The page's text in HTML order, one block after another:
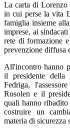
La carta di Lorenzo
in cui perse la vita
famiglia insieme
imprese, ai
rete di formazione
prevenzione diffusa
All'incontro hanno
il presidente della
Fedriga,
Rosolen e il
quali hanno
costruire un
materia di sicurezza